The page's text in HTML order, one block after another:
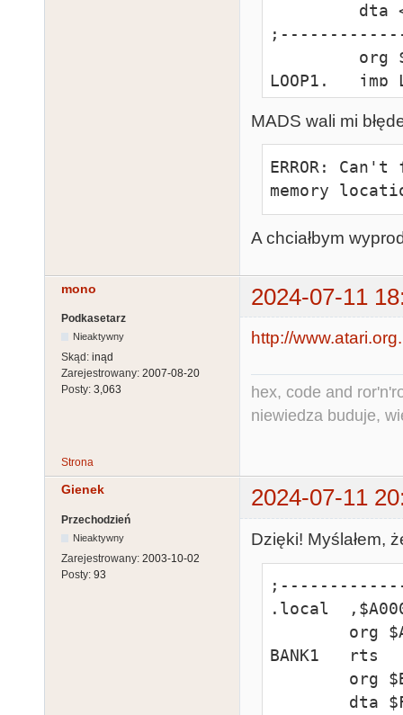
LOOP1.   jmp
         org $BFFF
         dta $FF
         org $A000
LOOP2.   jmp
         org $BFFF
         dta $FF
MADS wali mi
ERROR:
memory
A chciałbym
mono 2024-07-11
Podkasetarz
Nieaktywny
Skąd: inąd
Zarejestrowany: 2007-08-20
Posty: 3,063
http://
hex, code and
niewiedza buduje,
Strona
Gienek 2024-07-11
Przechodzień
Nieaktywny
Zarejestrowany: 2003-10-02
Posty: 93
Dzięki! Myślałem,
.local
BANK1   rts